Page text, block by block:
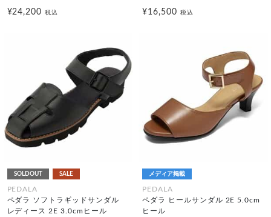
¥24,200税込 ¥16,500 税込
SOLDOUT SALE
PEDALA
ペダラ ソフトラギッドサンダル
レディース 2E 3.0cmヒール
メディア掲載
PEDALA
ペダラ ヒールサンダル 2E 5.0cm
ヒール